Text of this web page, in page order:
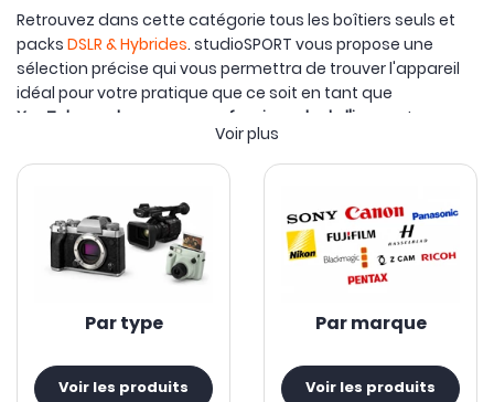
Retrouvez dans cette catégorie tous les boîtiers seuls et
packs DSLR & Hybrides. studioSPORT vous propose une
sélection précise qui vous permettra de trouver l'appareil
idéal pour votre pratique que ce soit en tant que
YouTubeur
vlogueur professionnels de l'image !
On retrouve les meilleures marques du marché (Sony,
complète et étendue.
Voir plus
Par type
Voir les produits
Par marque
Voir les produits